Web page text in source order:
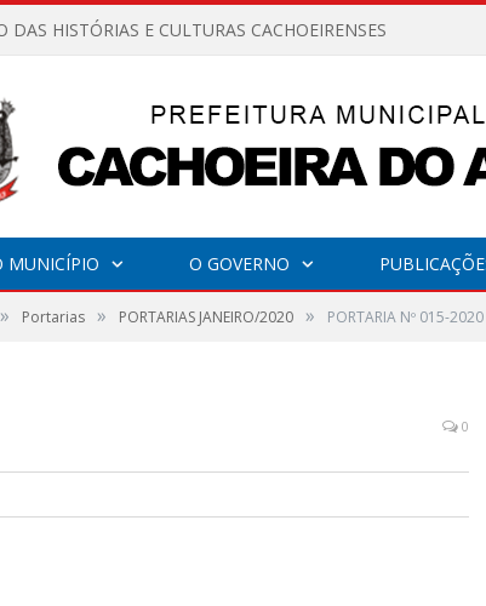
DAS HISTÓRIAS E CULTURAS CACHOEIRENSES
MUNICÍPIO O GOVERNO
» Portarias » PORTARIAS JANEIRO/2020 » PORTARIA Nº 015-2020
0